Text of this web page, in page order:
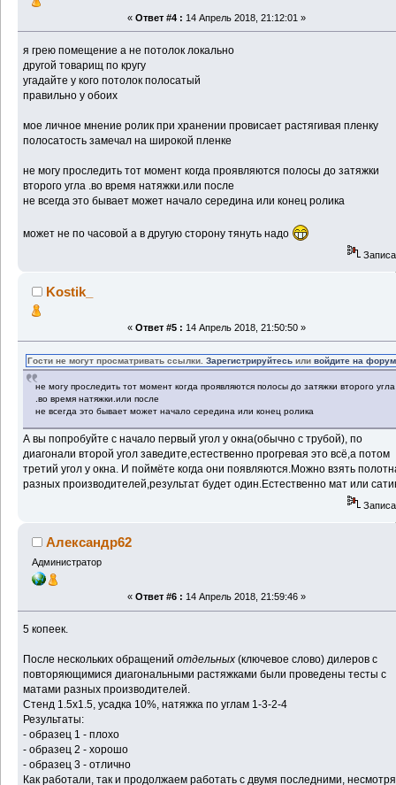
« Ответ #4 : 14 Апрель 2018, 21:12:01 »
я грею помещение а не потолок локально
другой товарищ по кругу
угадайте у кого потолок полосатый
правильно у обоих
мое личное мнение ролик при хранении провисает растягивая пленку
полосатость замечал на широкой пленке
не могу проследить тот момент когда проявляются полосы до затяжки
второго угла .во время натяжки.или после
не всегда это бывает может начало середина или конец ролика
может не по часовой а в другую сторону тянуть надо
Kostik_
« Ответ #5 : 14 Апрель 2018, 21:50:50 »
Гости не могут просматривать ссылки.Зарегистрируйтесь иливойдите на форум
не могу проследить тот момент когда проявляются полосы до затяжки второго угла
.во время натяжки.или после
не всегда это бывает может начало середина или конец ролика
А вы попробуйте с начало первый угол у окна(обычно с трубой), по
диагонали второй угол заведите,естественно прогревая это всё,а потом
третий угол у окна. И поймёте когда они появляются.Можно взять
разных производителей,результат будет один.Естественно мат или
Александр62
Администратор
« Ответ #6 : 14 Апрель 2018, 21:59:46 »
5 копеек.
После нескольких обращенийотдельных(ключевое слово) дилеров с
повторяющимися диагональными растяжками были проведены тесты с
матами разных производителей.
Стенд 1.5х1.5, усадка 10%, натяжка по углам 1-3-2-4
Результаты:
- образец 1 - плохо
- образец 2 - хорошо
- образец 3 - отлично
Как работали, так и продолжаем работать с двумя последними, несмотря